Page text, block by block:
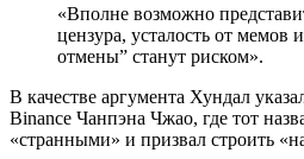
«Вполне возможно
цензура, усталость от мемов
отмены” станут риском».
В качестве аргумента Хундал
Binance Чанпэна Чжао, где тот
«странными» и призвал строить